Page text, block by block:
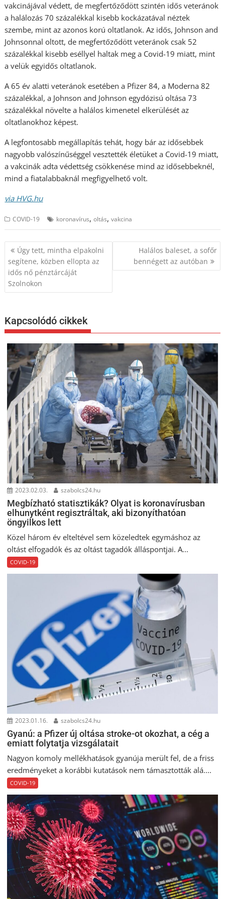
vakcinájával védett, de megfertőződött szintén idős veteránok
a halálozás 70 százalékkal kisebb kockázatával néztek
szembe, mint az azonos korú oltatlanok. Az idős, Johnson and
Johnsonnal oltott, de megfertőződött veteránok csak 52
százalékkal kisebb eséllyel haltak meg a Covid-19 miatt, mint
a velük egyidős oltatlanok.
A 65 év alatti veteránok esetében a Pfizer 84, a Moderna 82
százalékkal, a Johnson and Johnson egydózisú oltása 73
százalékkal növelte a halálos kimenetel elkerülését az
oltatlanokhoz képest.
A legfontosabb megállapítás tehát, hogy bár az idősebbek
nagyobb valószínűséggel vesztették életüket a Covid-19 miatt,
a vakcinák adta védettség csökkenése mind az idősebbeknél,
mind a fiatalabbaknál megfigyelhető volt.
via HVG.hu
COVID-19 koronavírus,oltás,vakcina
Bejegyzés
navigáció
Úgy tett, mintha elpakolni
segítene, közben ellopta az
idős nő pénztárcáját
Szolnokon
Halálos baleset, a sofőr
bennégett az autóban
Kapcsolódó cikkek
2023.02.03. szabolcs24.hu
Megbízható statisztikák? Olyat is koronavírusban
elhunytként regisztráltak, aki bizonyíthatóan
öngyilkos lett
Közel három év elteltével sem közeledtek egymáshoz az
oltást elfogadók és az oltást tagadók álláspontjai. A...
COVID-19
2023.01.16. szabolcs24.hu
Gyanú: a Pfizer új oltása stroke-ot okozhat, a cég a
emiatt folytatja vizsgálatait
Nagyon komoly mellékhatások gyanúja merült fel, de a friss
eredményeket a korábbi kutatások nem támasztották alá....
COVID-19